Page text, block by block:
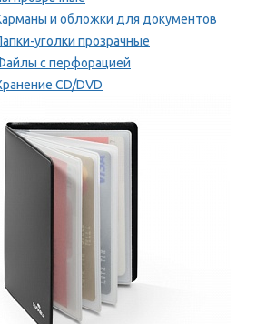
и обложки для документов
уголки прозрачные
с перфорацией
CD/DVD